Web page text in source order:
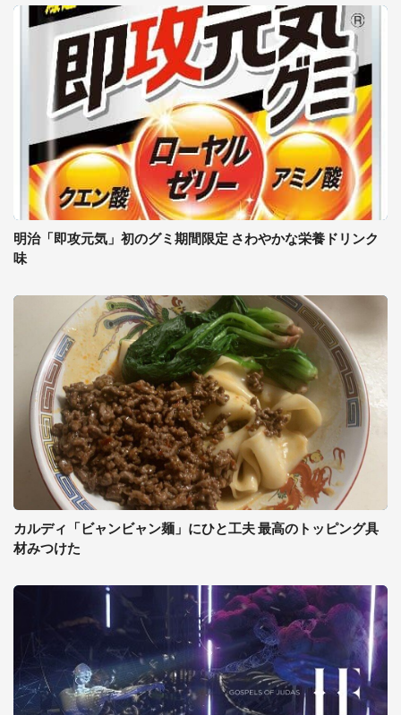
明治「即攻元気」初のグミ期間限定 さわやかな栄養ドリンク
味
カルディ「ビャンビャン麺」にひと工夫 最高のトッピング具
材みつけた